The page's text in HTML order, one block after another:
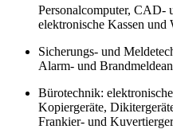
Personalcomputer, CAD-
elektronische Kassen und
Sicherungs- und
Alarm- und
Bürotechnik:
Kopiergeräte,
Frankier- und